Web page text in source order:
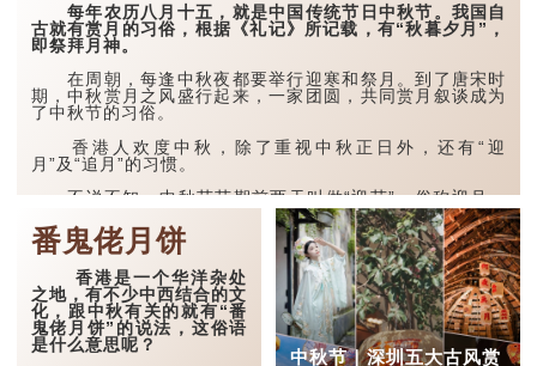
每年农历八月十五，就是中国传统节日中秋节。我国自
古就有赏月的习俗，根据《礼记》所记载，有“秋暮夕月”，
即祭拜月神。
在周朝，每逢中秋夜都要举行迎寒和祭月。到了唐宋时
期，中秋赏月之风盛行起来，一家团圆，共同赏月叙谈成为
了中秋节的习俗。
香港人欢度中秋，除了重视中秋正日外，还有“迎
月”及“追月”的习惯。
不说不知，中秋节节期前两天叫做“迎节”，俗称迎月，
后两天叫做“余节”，俗称追月，中间八月十五才叫“正节”...
番鬼佬月饼
香港是一个华洋杂处
之地，有不少中西结合的文
化，跟中秋有关的就有“番
鬼佬月饼”的说法，这俗语
是什么意思呢？
中秋节｜深圳五大古风赏